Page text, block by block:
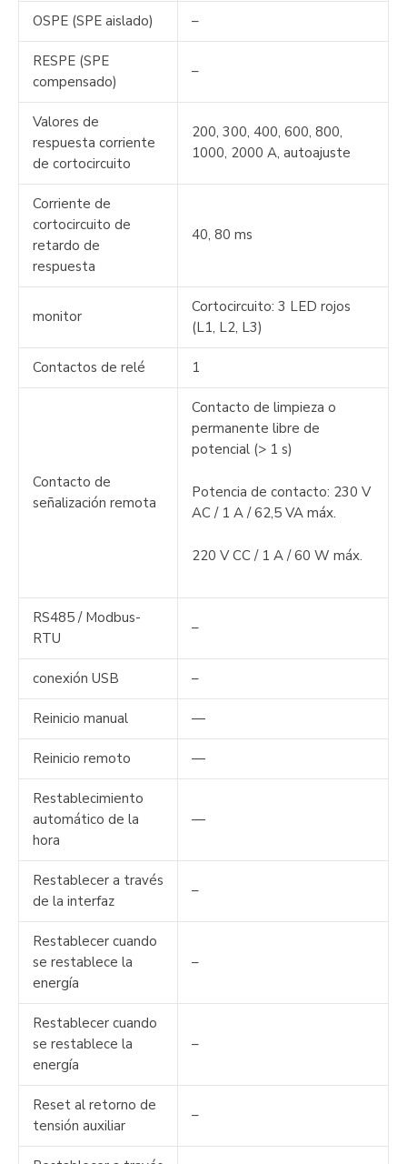
OSPE (SPE aislado) –
RESPE (SPE
compensado)
–
Valores de
respuesta corriente
de cortocircuito
200, 300, 400, 600, 800,
1000, 2000 A, autoajuste
Corriente de
cortocircuito de
retardo de
respuesta
40, 80 ms
monitor
Cortocircuito: 3 LED rojos
(L1, L2, L3)
Contactos de relé 1
Contacto de
señalización remota
Contacto de limpieza o
permanente libre de
potencial (> 1 s)
Potencia de contacto: 230 V
AC / 1 A / 62,5 VA máx.
220 V CC / 1 A / 60 W máx.
RS485 / Modbus-
RTU
–
conexión USB –
Reinicio manual —
Reinicio remoto —
Restablecimiento
automático de la
hora
—
Restablecer a través
de la interfaz
–
Restablecer cuando
se restablece la
energía
–
Restablecer cuando
se restablece la
energía
–
Reset al retorno de
tensión auxiliar
–